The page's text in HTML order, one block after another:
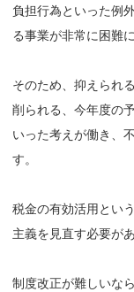
負担行為といった例
る事業が非常に困難
そのため、抑えられ
削られる、今年度の
いった考えが働き、
す。
税金の有効活用とい
主義を見直す必要が
制度改正が難しいな